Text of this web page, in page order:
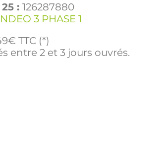
: 126287880
3 PHASE 1
TTC (*)
entre 2 et 3 jours ouvrés.